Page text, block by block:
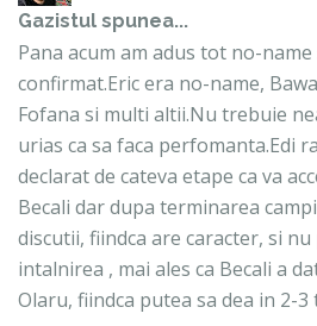
Gazistul spunea...
Pana acum am adus tot no-
confirmat.Eric era no-name,
Fofana si multi altii.Nu trebuie
urias ca sa faca perfomanta.Edi
declarat de cateva etape ca va
Becali dar dupa terminarea
discutii, fiindca are caracter, si
intalnirea , mai ales ca Becali a
Olaru, fiindca putea sa dea in 2-3